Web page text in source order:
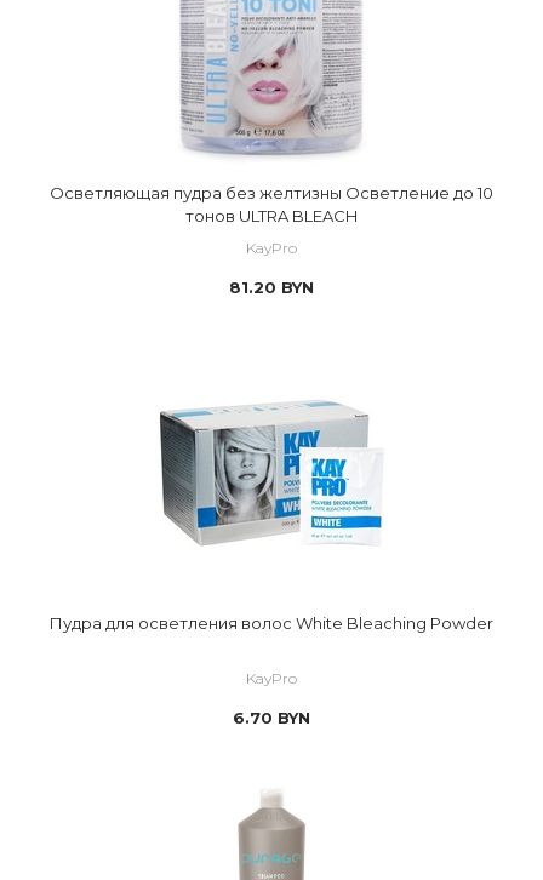
Осветляющая пудра без желтизны Осветление до 10
тонов ULTRA BLEACH
KayPro
81.20 BYN
Пудра для осветления волос White Bleaching Powder
KayPro
6.70 BYN